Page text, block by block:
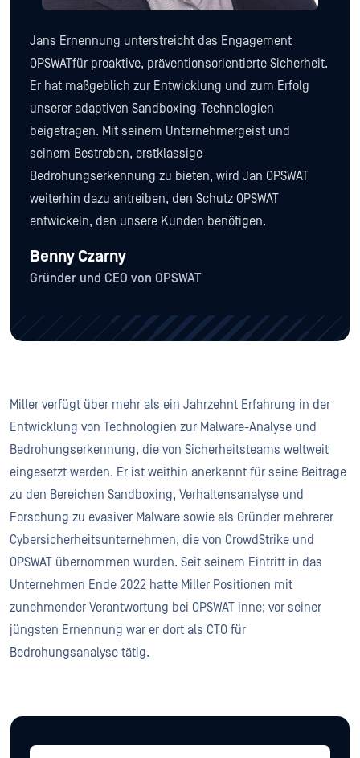
Jans Ernennung unterstreicht das Engagement
OPSWATfür proaktive, präventionsorientierte Sicherheit.
Er hat maßgeblich zur Entwicklung und zum Erfolg
unserer adaptiven Sandboxing-Technologien
beigetragen. Mit seinem Unternehmergeist und
seinem Bestreben, erstklassige
Bedrohungserkennung zu bieten, wird Jan OPSWAT
weiterhin dazu antreiben, den Schutz OPSWAT
entwickeln, den unsere Kunden benötigen.
Benny Czarny
Gründer und CEO von OPSWAT
Miller verfügt über mehr als ein Jahrzehnt Erfahrung in der
Entwicklung von Technologien zur Malware-Analyse und
Bedrohungserkennung, die von Sicherheitsteams weltweit
eingesetzt werden. Er ist weithin anerkannt für seine Beiträge
zu den Bereichen Sandboxing, Verhaltensanalyse und
Forschung zu evasiver Malware sowie als Gründer mehrerer
Cybersicherheitsunternehmen, die von CrowdStrike und
OPSWAT übernommen wurden. Seit seinem Eintritt in das
Unternehmen Ende 2022 hatte Miller Positionen mit
zunehmender Verantwortung bei OPSWAT inne; vor seiner
jüngsten Ernennung war er dort als CTO für
Bedrohungsanalyse tätig.